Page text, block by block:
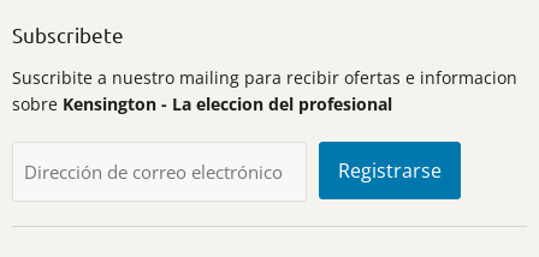
Subscribete
Suscribite a nuestro mailing para recibir ofertas e informacion
sobre Kensington - La eleccion del profesional
Dirección de correo electrónico Registrarse